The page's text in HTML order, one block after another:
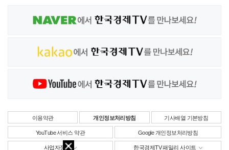
이용약관 개인정보처리방침 기사배열 기본방침
YouTube 서비스 약관 Google 개인정보처리방침
사업자정보 한국경제TV 패밀리 사이트